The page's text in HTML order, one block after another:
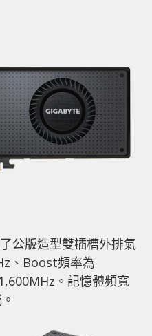
公版造型雙插槽外排氣
、Boost頻率為
。記憶體頻寬